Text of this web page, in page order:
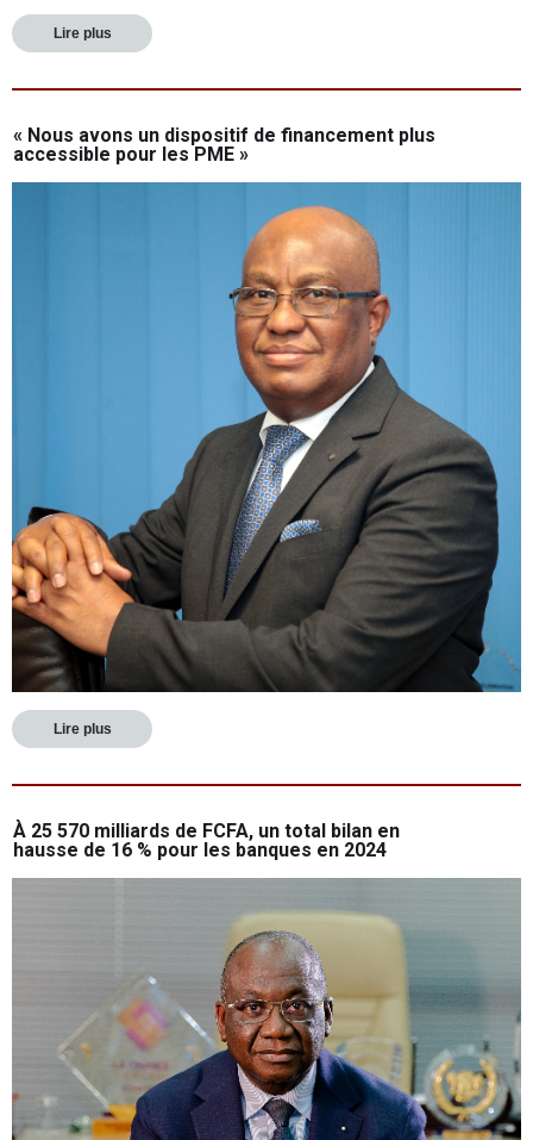
Lire plus
« Nous avons un dispositif de financement plus
accessible pour les PME »
Lire plus
À 25 570 milliards de FCFA, un total bilan en
hausse de 16 % pour les banques en 2024